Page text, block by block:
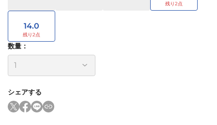
14.0
数量：
シェアする